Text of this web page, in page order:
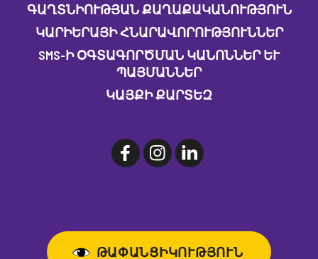
ԳԱՂՏՆԻՈՒԹՅԱՆ ՔԱՂԱՔԱԿԱՆՈՒԹՅՈՒՆ
ԿԱՐԻԵՐԱՅԻ ՀՆԱՐԱՎՈՐՈՒԹՅՈՒՆՆԵՐ
SMS-Ի ՕԳՏԱԳՈՐԾՄԱՆ ԿԱՆՈՆՆԵՐ ԵՒ Պ
ԱՅՄԱՆՆԵՐ
ԿԱՅՔԻ ՔԱՐՏԵԶ
ԹԱՓԱՆՑԻԿՈՒԹՅՈՒՆ